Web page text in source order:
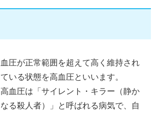
血圧が正常範囲を超えて高く維持され
ている状態を高血圧といいます。
高血圧は「サイレント・キラー（静か
なる殺人者）」と呼ばれる病気で、自